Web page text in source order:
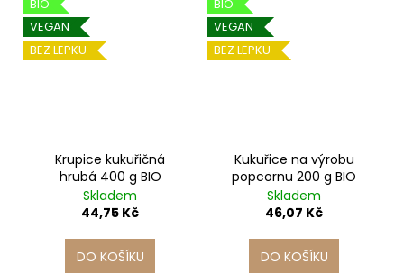
BIO
VEGAN
BEZ LEPKU
Krupice kukuřičná
hrubá 400 g BIO
Skladem
44,75 Kč
DO KOŠÍKU
BIO
VEGAN
BEZ LEPKU
Kukuřice na výrobu
popcornu 200 g BIO
Skladem
46,07 Kč
DO KOŠÍKU